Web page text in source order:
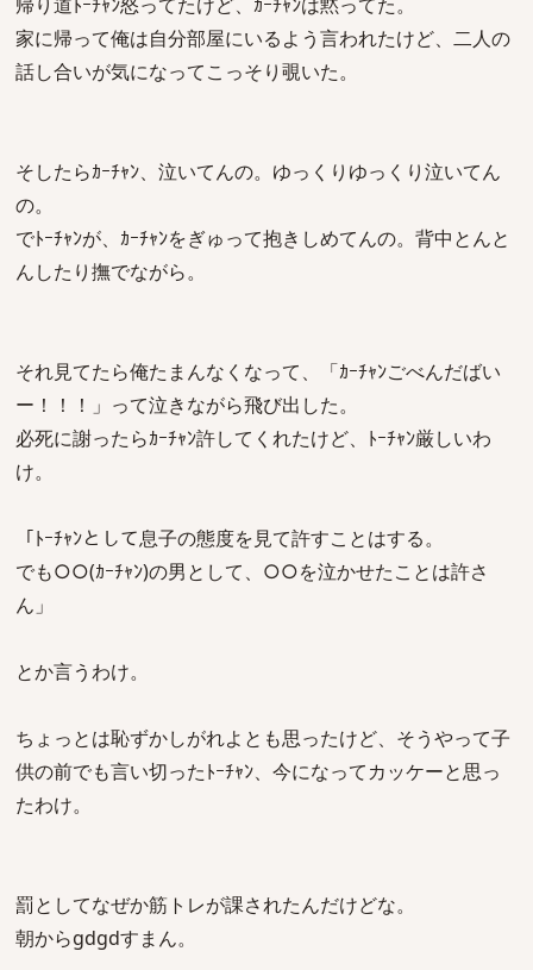
家に帰って俺は自分部屋にいるよう言われたけど、二人の
話し合いが気になってこっそり覗いた。
そしたらｶｰﾁｬﾝ、泣いてんの。ゆっくりゆっくり泣いてん
の。
でﾄｰﾁｬﾝが、ｶｰﾁｬﾝをぎゅって抱きしめてんの。背中とんと
んしたり撫でながら。
それ見てたら俺たまんなくなって、「ｶｰﾁｬﾝごべんだばい
ー！！！」って泣きながら飛び出した。
必死に謝ったらｶｰﾁｬﾝ許してくれたけど、ﾄｰﾁｬﾝ厳しいわ
け。
「ﾄｰﾁｬﾝとして息子の態度を見て許すことはする。
でも○○(ｶｰﾁｬﾝ)の男として、○○を泣かせたことは許さ
ん」
とか言うわけ。
ちょっとは恥ずかしがれよとも思ったけど、そうやって子
供の前でも言い切ったﾄｰﾁｬﾝ、今になってカッケーと思っ
たわけ。
罰としてなぜか筋トレが課されたんだけどな。
朝からgdgdすまん。